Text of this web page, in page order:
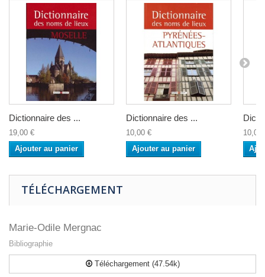
Dictionnaire des ...
19,00 €
Ajouter au panier
Dictionnaire des ...
10,00 €
Ajouter au panier
10,00
TÉLÉCHARGEMENT
Marie-Odile Mergnac
Bibliographie
Téléchargement (47.54k)